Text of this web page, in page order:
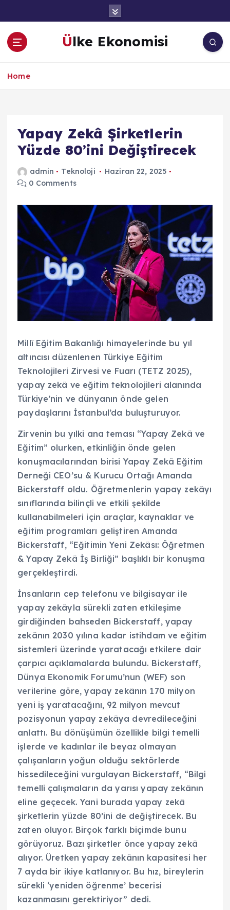
a
Ülke Ekonomisi
Home
Yapay Zekâ Şirketlerin
Yüzde 80’ini Değiştirecek
admin Teknoloji
Haziran 22, 2025
0 Comments
Millî Eğitim Bakanlığı himayelerinde bu yıl
altıncısı düzenlenen Türkiye Eğitim
Teknolojileri Zirvesi ve Fuarı (TETZ 2025),
yapay zekâ ve eğitim teknolojileri alanında
Türkiye’nin ve dünyanın önde gelen
paydaşlarını İstanbul’da buluşturuyor.
Zirvenin bu yılki ana teması “Yapay Zekâ ve
Eğitim” olurken, etkinliğin önde gelen
konuşmacılarından birisi Yapay Zekâ Eğitim
Derneği CEO’su & Kurucu Ortağı Amanda
Bickerstaff oldu. Öğretmenlerin yapay zekâyı
sınıflarında bilinçli ve etkili şekilde
kullanabilmeleri için araçlar, kaynaklar ve
eğitim programları geliştiren Amanda
Bickerstaff, “Eğitimin Yeni Zekâsı: Öğretmen
& Yapay Zekâ İş Birliği” başlıklı bir konuşma
gerçekleştirdi.
İnsanların cep telefonu ve bilgisayar ile
yapay zekâyla sürekli zaten etkileşime
girdiğinden bahseden Bickerstaff, yapay
zekânın 2030 yılına kadar istihdam ve eğitim
sistemleri üzerinde yaratacağı etkilere dair
çarpıcı açıklamalarda bulundu. Bickerstaff,
Dünya Ekonomik Forumu’nun (WEF) son
verilerine göre, yapay zekânın 170 milyon
yeni iş yaratacağını, 92 milyon mevcut
pozisyonun yapay zekâya devredileceğini
anlattı. Bu dönüşümün özellikle bilgi temelli
işlerde ve kadınlar ile beyaz olmayan
çalışanların yoğun olduğu sektörlerde
hissedileceğini vurgulayan Bickerstaff, “Bilgi
temelli çalışmaların da yarısı yapay zekânın
eline geçecek. Yani burada yapay zekâ
şirketlerin yüzde 80’ini de değiştirecek. Bu
zaten oluyor. Birçok farklı biçimde bunu
görüyoruz. Bazı şirketler önce yapay zekâ
alıyor. Üretken yapay zekânın kapasitesi her
7 ayda bir ikiye katlanıyor. Bu hız, bireylerin
sürekli ‘yeniden öğrenme’ becerisi
kazanmasını gerektiriyor” dedi.